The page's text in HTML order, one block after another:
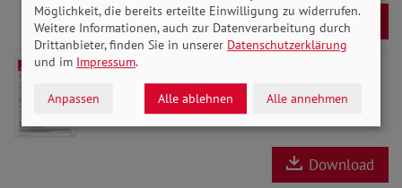
Download
Formular Vorsorgevollmacht zum
Ausfüllen- 2 MB
Download
Möglichkeit, die bereits erteilte Einwilligung zu widerrufen.
Weitere Informationen, auch zur Datenverarbeitung durch
Drittanbieter, finden Sie in unserer Datenschutzerklärung
und im Impressum.
Anpassen Alle ablehnen Alle annehmen